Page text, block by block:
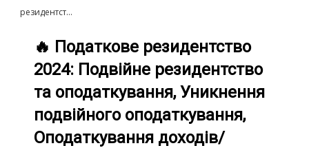
резидентст...
🔥 Податкове резидентство
2024: Подвійне резидентство
та оподаткування, Уникнення
подвійного оподаткування,
Оподаткування доходів/